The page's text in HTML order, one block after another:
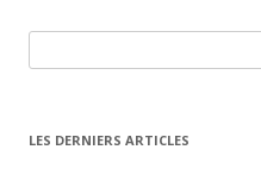
LES DERNIERS ARTICLES